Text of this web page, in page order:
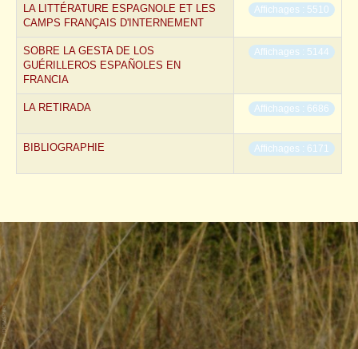
LA LITTÉRATURE ESPAGNOLE ET LES
CAMPS FRANÇAIS D'INTERNEMENT
Affichages : 5510
SOBRE LA GESTA DE LOS
GUÉRILLEROS ESPAÑOLES EN
FRANCIA
Affichages : 5144
LA RETIRADA Affichages : 6686
BIBLIOGRAPHIE Affichages : 6171